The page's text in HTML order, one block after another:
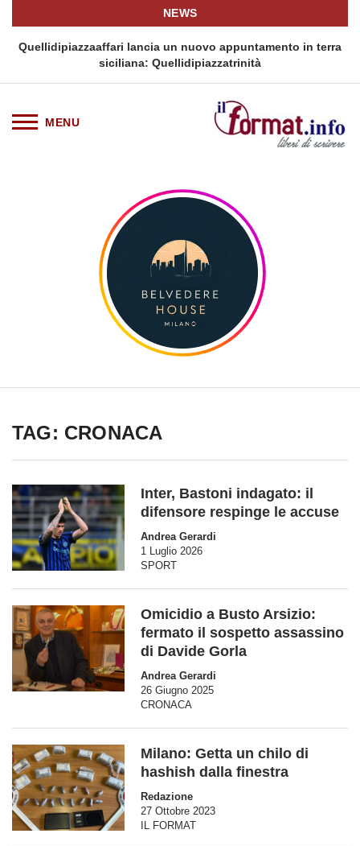
NEWS
Quellidipiazzaaffari lancia un nuovo appuntamento in terra
siciliana: Quellidipiazzatrinità
TAG: CRONACA
Inter, Bastoni indagato: il
difensore respinge le accuse
Andrea Gerardi
1 Luglio 2026
SPORT
Omicidio a Busto Arsizio:
fermato il sospetto assassino
di Davide Gorla
Andrea Gerardi
26 Giugno 2025
CRONACA
Milano: Getta un chilo di
hashish dalla finestra
Redazione
27 Ottobre 2023
IL FORMAT